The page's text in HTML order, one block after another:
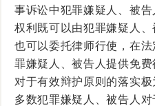
事诉讼中犯罪嫌疑人、被
权利既可以由犯罪嫌疑人、
也可以委托律师行使，在
罪嫌疑人、被告人提供免
对于有效辩护原则的落实
多数犯罪嫌疑人、被告人